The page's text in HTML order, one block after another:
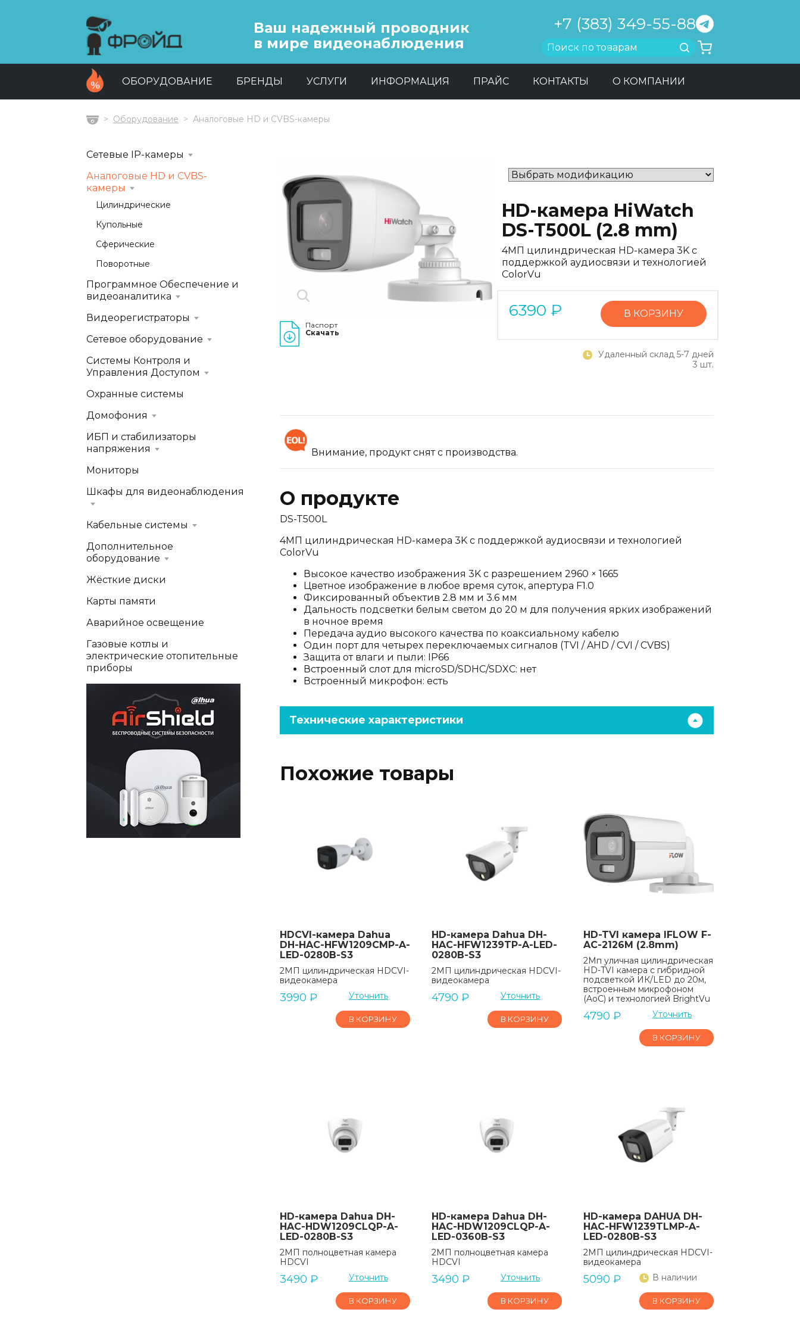
Ваш надежный проводник
в мире видеонаблюдения
+7 (383) 349-55-88
Найти
ОБОРУДОВАНИЕ БРЕНДЫ УСЛУГИ ИНФОРМАЦИЯ ПРАЙС КОНТАКТЫ О КОМПАНИИ
ГлавнаяОборудование Аналоговые HD и CVBS-камеры
Паспорт
Скачать
HD-камера HiWatch
DS-T500L (2.8 mm)
4МП цилиндрическая HD-камера 3K с
поддержкой аудиосвязи и технологией
ColorVu
6390 ₽ В КОРЗИНУ
Удаленный склад 5-7 дней
3 шт.
Внимание, продукт снят с производства.
О продукте
DS-T500L
4МП цилиндрическая HD-камера 3K с поддержкой аудиосвязи и технологией
ColorVu
Высокое качество изображения 3K c разрешением 2960 × 1665
Цветное изображение в любое время суток, апертура F1.0
Фиксированный объектив 2.8 мм и 3.6 мм
Дальность подсветки белым светом до 20 м для получения ярких изображений
в ночное время
Передача аудио высокого качества по коаксиальному кабелю
Один порт для четырех переключаемых сигналов (TVI / AHD / CVI / CVBS)
Защита от влаги и пыли: IP66
Встроенный слот для microSD/SDHC/SDXC: нет
Встроенный микрофон: есть
Технические характеристики
Похожие товары
HDCVI-камера Dahua
DH-HAC-HFW1209CMP-A-
LED-0280B-S3
2МП цилиндрическая HDCVI-
видеокамера
3990 ₽ Уточнить
В КОРЗИНУ
HD-камера Dahua DH-
HAC-HFW1239TP-A-LED-
0280B-S3
2МП цилиндрическая HDCVI-
видеокамера
4790 ₽ Уточнить
В КОРЗИНУ
HD-TVI камера IFLOW F-
AC-2126M (2.8mm)
2Мп уличная цилиндрическая
HD-TVI камера с гибридной
подсветкой ИК/LED до 20м,
встроенным микрофоном
(AoC) и технологией BrightVu
4790 ₽ Уточнить
В КОРЗИНУ
HD-камера Dahua DH-
HAC-HDW1209CLQP-A-
LED-0280B-S3
2МП полноцветная камера
HDCVI
3490 ₽ Уточнить
В КОРЗИНУ
HD-камера Dahua DH-
HAC-HDW1209CLQP-A-
LED-0360B-S3
2МП полноцветная камера
HDCVI
3490 ₽ Уточнить
В КОРЗИНУ
HD-камера DAHUA DH-
HAC-HFW1239TLMP-A-
LED-0280B-S3
2МП цилиндрическая HDCVI-
видеокамера
5090 ₽ В наличии
В КОРЗИНУ
Сетевые IP-камеры
Аналоговые HD и CVBS-
камеры
Цилиндрические
Купольные
Сферические
Поворотные
Программное Обеспечение и
видеоаналитика
Видеорегистраторы
Сетевое оборудование
Системы Контроля и
Управления Доступом
Охранные системы
Домофония
ИБП и стабилизаторы
напряжения
Мониторы
Шкафы для видеонаблюдения
Кабельные системы
Дополнительное
оборудование
Жёсткие диски
Карты памяти
Аварийное освещение
Газовые котлы и
электрические отопительные
приборы